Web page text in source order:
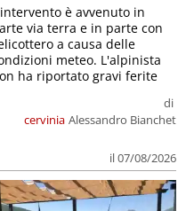
cervinia
di
Alessandro Bianchet
il 07/08/2026
è avvenuto in
via terra e in parte con
a causa delle
meteo. L'alpinista
ha riportato gravi ferite